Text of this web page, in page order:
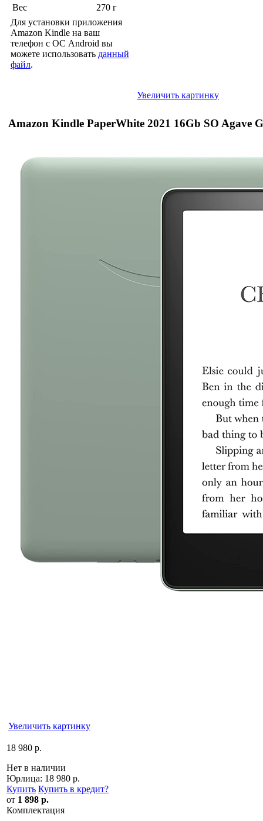
Вес
270 г
Для установки приложения
Amazon Kindle на ваш
телефон с ОС Android вы
можете использовать данный
файл.
Увеличить картинку
Amazon Kindle PaperWhite 2021 16Gb SO Agave
Увеличить картинку
18 980 р.
Нет в наличии
Юрлица: 18 980 р.
Купить Купить в кредит?
от 1 898 р.
Комплектация